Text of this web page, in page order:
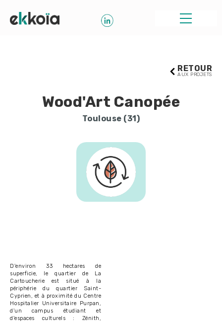
RETOUR
AUX PROJETS
Wood'Art Canopée
Toulouse (31)
D'environ 33 hectares de
superficie, le quartier de La
Cartoucherie est situé à la
périphérie du quartier Saint-
Cyprien, et à proximité du Centre
Hospitalier Universitaire Purpan,
d'un campus étudiant et
d'espaces culturels : Zénith,